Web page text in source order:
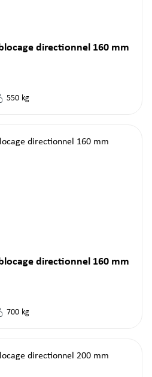
directionnel 160 mm
550 kg
directionnel 160 mm
700 kg